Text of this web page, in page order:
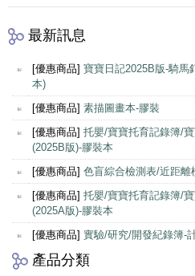
最新訊息
[優惠商品] 寶寶日記2025B版-騎馬
本)
[優惠商品] 素描圖畫本-膠裝
[優惠商品] 托嬰/寶寶托育記錄簿/
(2025B版)-膠裝本
[優惠商品] 色盲綜合檢測表/近距離
[優惠商品] 托嬰/寶寶托育記錄簿/
(2025A版)-膠裝本
[優惠商品] 實驗/研究/開發紀錄簿-
[優惠商品] 托嬰/寶寶托育記錄簿/
產品分類